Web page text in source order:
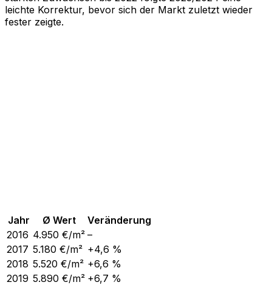
leichte Korrektur, bevor sich der Markt zuletzt wieder
fester zeigte.
Jahr Ø Wert
Veränderung
2016 4.950 €/m² –
2017 5.180 €/m² +4,6 %
2018 5.520 €/m² +6,6 %
2019 5.890 €/m² +6,7 %